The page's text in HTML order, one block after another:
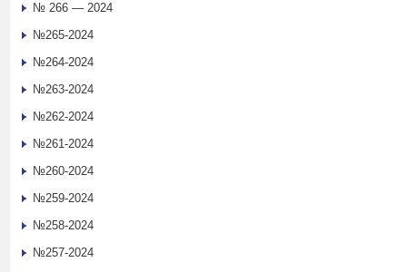
№ 266 — 2024
№265-2024
№264-2024
№263-2024
№262-2024
№261-2024
№260-2024
№259-2024
№258-2024
№257-2024